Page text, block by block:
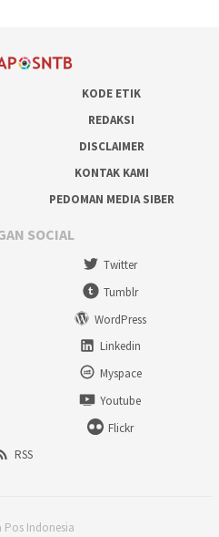
KODE ETIK
REDAKSI
DISCLAIMER
KONTAK KAMI
PEDOMAN MEDIA SIBER
SOCIAL
Twitter
Tumblr
WordPress
Linkedin
Myspace
Youtube
Flickr
RSS
Pos Indonesia